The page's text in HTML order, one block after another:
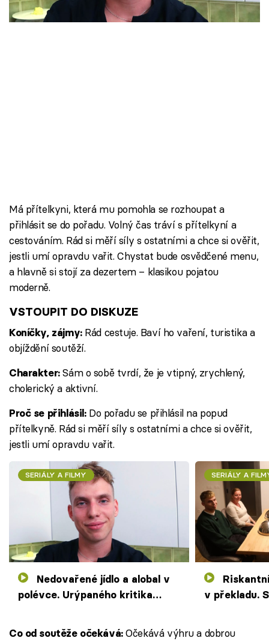
Škola vaření
Sledujte nás
Má přítelkyni, která mu pomohla se rozhoupat a
přihlásit se do pořadu. Volný čas tráví s přítelkyní a
cestováním. Rád si měří síly s ostatními a chce si ověřit,
jestli umí opravdu vařit. Chystat bude osvědčené menu,
a hlavně si stojí za dezertem – klasikou pojatou
moderně.
VSTOUPIT DO DISKUZE
Koníčky, zájmy:Rád cestuje. Baví ho vaření, turistika a
objíždění soutěží.
Charakter:Sám o sobě tvrdí, že je vtipný, zrychlený,
cholerický a aktivní.
Proč se přihlásil:Do pořadu se přihlásil na popud
přítelkyně. Rád si měří síly s ostatními a chce si ověřit,
jestli umí opravdu vařit.
SERIÁLY A FILMY
polévce. Urýpaného kritika
SERIÁLY A
v překladu.
Co od soutěže očekává:Očekává výhru a dobrou